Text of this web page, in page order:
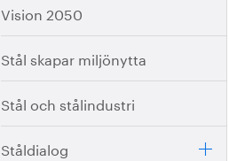
Vision 2050
Stål skapar miljönytta
Stål och stålindustri
Ståldialog